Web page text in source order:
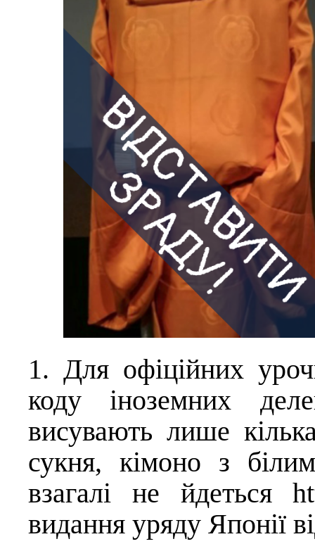
1. Для офіційних
коду іноземних
висувають лише
сукня, кімоно з
взагалі не йдеться
видання уряду Японії